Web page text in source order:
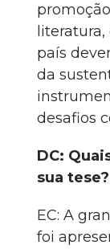
país
da
desafios
DC:
sua
EC: A
foi